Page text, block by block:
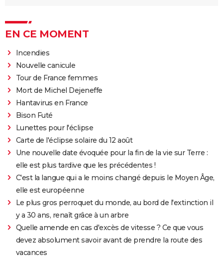
EN CE MOMENT
Incendies
Nouvelle canicule
Tour de France femmes
Mort de Michel Dejeneffe
Hantavirus en France
Bison Futé
Lunettes pour l'éclipse
Carte de l'éclipse solaire du 12 août
Une nouvelle date évoquée pour la fin de la vie sur Terre :
elle est plus tardive que les précédentes !
C'est la langue qui a le moins changé depuis le Moyen Âge,
elle est européenne
Le plus gros perroquet du monde, au bord de l'extinction il
y a 30 ans, renaît grâce à un arbre
Quelle amende en cas d'excès de vitesse ? Ce que vous
devez absolument savoir avant de prendre la route des
vacances